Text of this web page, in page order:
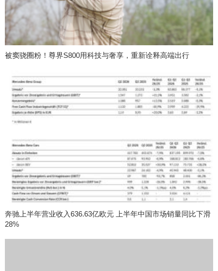
被窦骁圈粉！尊界S800用科技与奢享，重新诠释高端出行
奔驰上半年营业收入636.63亿欧元 上半年中国市场销量同比下滑
28%